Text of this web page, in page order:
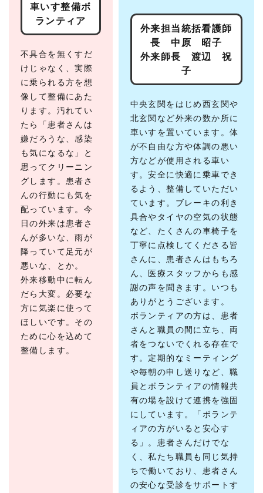
つ
っ
い
く
想
い
患者
と病
院を
家族
うに
想
い、
添う
基本
の活
動と
とも
に、
新た
な活
動の
提案
も大
切に
車いす整備ボ
ランティア
不具合を無くすだ
けじゃなく、実際
に乗られる方を想
像して整備にあた
ります。汚れてい
たら「患者さんは
嫌だろうな、感染
も気になるな」と
思ってクリーニン
グします。患者さ
んの行動にも気を
配っています。今
日の外来は患者さ
んが多いな、雨が
降っていて足元が
悪いな、とか。
外来移動中に転ん
だら大変。必要な
方に気楽に使って
ほしいです。その
ために心を込めて
整備します。
外来担当統括看護師
長 中原 昭子
外来師長 渡辺 祝
子
中央玄関をはじめ西玄関や
北玄関など外来の数か所に
車いすを置いています。体
が不自由な方や体調の悪い
方などが使用される車い
す。安全に快適に乗車でき
るよう、整備していただい
ています。ブレーキの利き
具合やタイヤの空気の状態
など、たくさんの車椅子を
丁寧に点検してくださる皆
さんに、患者さんはもちろ
ん、医療スタッフからも感
謝の声を聞きます。いつも
ありがとうございます。
ボランティアの方は、患者
さんと職員の間に立ち、両
者をつないでくれる存在で
す。定期的なミーティング
や毎朝の申し送りなど、職
員とボランティアの情報共
有の場を設けて連携を強固
にしています。「ボランテ
ィアの方がいると安心す
る」。患者さんだけでな
く、私たち職員も同じ気持
ちで働いており、患者さん
の安心な受診をサポートす